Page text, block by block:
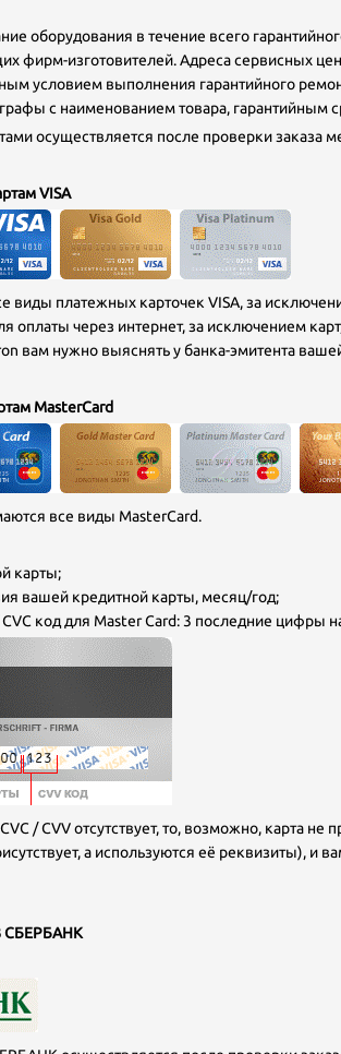
оборудования в течение всего
фирм-изготовителей. Адреса сервисных
условием выполнения гарантийного
с наименованием товара, гарантийным
осуществляется после проверки заказа
VISA
виды платежных карточек VISA, за
оплаты через интернет, за исключением
вам нужно выяснять у банка-эмитента
MasterCard
все виды MasterCard.
карты;
вашей кредитной карты, месяц/год;
CVC код для Master Card: 3 последние цифры
/ CVV отсутствует, то, возможно, карта не
а используются её реквизиты), и
СБЕРБАНК